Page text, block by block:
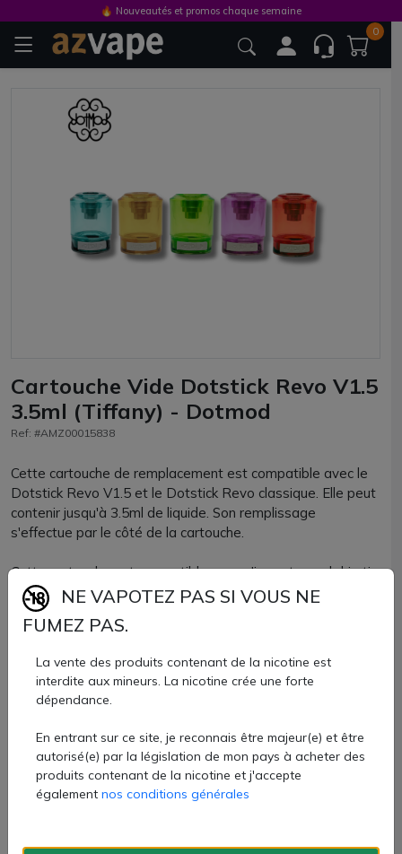
0
Cartouche Vide Dotstick Revo V1.5
3.5ml (Tiffany) - Dotmod
Ref: #AMZ00015838
Cette cartouche de remplacement est compatible avec le
Dotstick Revo V1.5 et le Dotstick Revo classique. Elle peut
contenir jusqu'à 3.5ml de liquide. Son remplissage
s'effectue par le côté de la cartouche.
Cette cartouche est compatible avec n'importe quel drip tip
de format 510.
Vous pourrez utiliser toutes les résistances DotCoil pour
valeur de la résistance.
Cartouche Dotstick Revo V1.5 Dotmod disponible à l'unité
chez AZVape avec 5 coloris.
5 €
Quantité
AJOUTER À MON PANIER
🔥 Nouveautés et promos chaque semaine
NE VAPOTEZ PAS SI VOUS NE
FUMEZ PAS.
La vente des produits contenant de la nicotine est
interdite aux mineurs. La nicotine crée une forte
dépendance.
En entrant sur ce site, je reconnais être majeur(e) et être
autorisé(e) par la législation de mon pays à acheter des
produits contenant de la nicotine et j'accepte
également nos conditions générales